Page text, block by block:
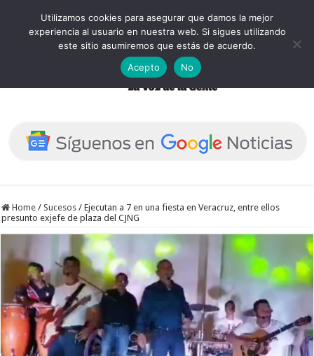
Home / Sucesos / Ejecutan a 7 en una fiesta en Veracruz, entre ellos
presunto exjefe de plaza del CJNG
Utilizamos cookies para asegurar que damos la mejor
experiencia al usuario en nuestra web. Si sigues utilizando
este sitio asumiremos que estás de acuerdo.
Acepto
No